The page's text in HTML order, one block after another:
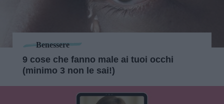
Benessere
9 cose che fanno male ai tuoi occhi
(minimo 3 non le sai!)